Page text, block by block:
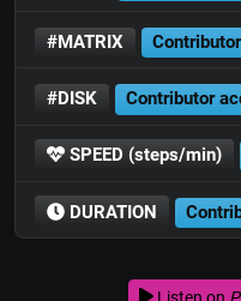
#MATRIX
#DISK Contributor
SPEED (steps/min)
DURATION
Listen on